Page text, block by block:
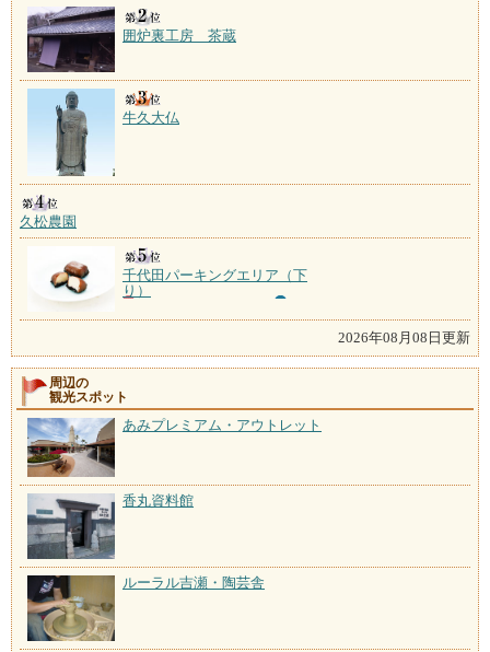
囲炉裏工房 茶蔵
牛久大仏
久松農園
千代田パーキングエリア（下
り）
2026年08月08日更新
周辺の
観光スポット
あみプレミアム・アウトレット
香丸資料館
ルーラル吉瀬・陶芸舎